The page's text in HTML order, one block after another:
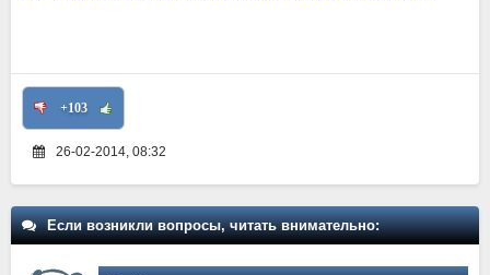
+103
26-02-2014, 08:32
Если возникли вопросы, читать внимательно: